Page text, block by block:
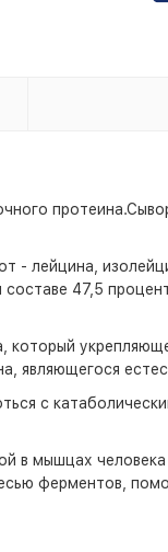
лейцина,
47,5
который
являющегося
с
в мышцах
ферментов,